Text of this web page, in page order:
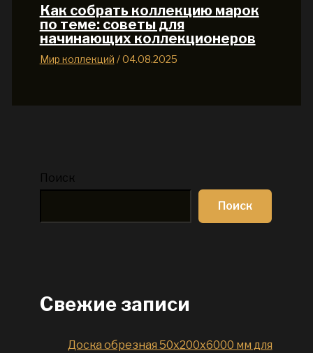
Как собрать коллекцию марок
по теме: советы для
начинающих коллекционеров
Мир коллекций /04.08.2025
Поиск
Поиск
Свежие записи
Доска обрезная 50x200x6000 мм для